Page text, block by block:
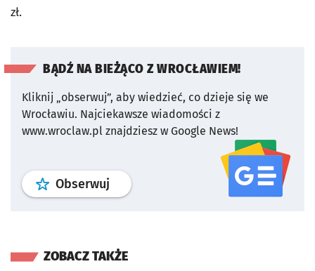
zł.
BĄDŹ NA BIEŻĄCO Z WROCŁAWIEM!
Kliknij „obserwuj”, aby wiedzieć, co dzieje się we
Wrocławiu. Najciekawsze wiadomości z
www.wroclaw.pl znajdziesz w Google News!
Obserwuj profil serwisu
ZOBACZ TAKŻE